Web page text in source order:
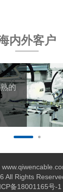
内外客户
的
All Rights
备18001165号-1